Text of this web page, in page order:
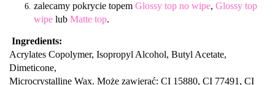
zalecamy pokrycie topem Glossy top no wipe, Glossy top
wipe lub Matte top.
Ingredients:
Acrylates Copolymer, Isopropyl Alcohol, Butyl Acetate,
Dimeticone,
Microcrystalline Wax. Może zawierać: CI 15880, CI 77491, CI